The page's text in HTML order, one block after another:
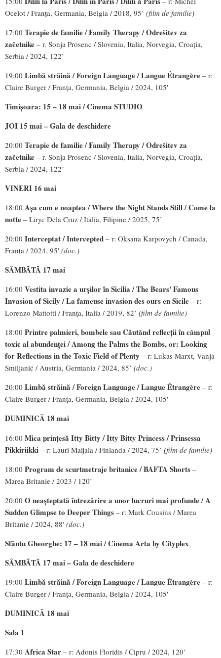
Ocelot / Franța, Germania, Belgia / 2018, 95’ (film de familie)
17:00 Terapie de familie /Family Therapy / Odrešitev za
začetnike – r. Sonja Prosenc / Slovenia, Italia, Norvegia, Croația,
Serbia / 2024, 122’
19:00 Limbă străină /Foreign Language / Langue Étrangère – r:
Claire Burger / Franța, Germania, Belgia / 2024, 105'
Timișoara: 15 – 18 mai / Cinema STUDIO
JOI 15 mai – Gala de deschidere
20:00 Terapie de familie /Family Therapy / Odrešitev za
začetnike – r. Sonja Prosenc / Slovenia, Italia, Norvegia, Croația,
Serbia / 2024, 122’
VINERI 16 mai
18:00 Așa cum e noaptea / Where the Night Stands Still / Come la
notte – Liryc Dela Cruz / Italia, Filipine / 2025, 75’
20:00 Interceptat / Intercepted – r: Oksana Karpovych / Canada,
Franța / 2024, 95' (doc.)
SÂMBĂTĂ 17 mai
16:00 Vestita invazie a urșilor în Sicilia / The Bears' Famous
Invasion of Sicily / La fameuse invasion des ours en Sicile – r:
Lorenzo Mattotti / Franța, Italia / 2019, 82’ (film de familie)
18:00 Printre palmieri, bombele sau Căutând reflecții în câmpul
toxic al abundenței / Among the Palms the Bombs, or: Looking
for Reflections in the Toxic Field of Plenty – r: Lukas Marxt, Vanja
Smiljanić / Austria, Germania / 2024, 85’ (doc.)
20:00 Limbă străină /Foreign Language / Langue Étrangère – r:
Claire Burger / Franța, Germania, Belgia / 2024, 105'
DUMINICĂ 18 mai
16:00 Mica prințesă Itty Bitty / Itty Bitty Princess / Prinsessa
Pikkiriikki – r: Lauri Maijala / Finlanda / 2024, 75’ (film de familie)
18:00 Program de scurtmetraje britanice / BAFTA Shorts –
Marea Britanie / 2023 / 120’
20:00 O neașteptată întrezărire a unor lucruri mai profunde / A
Sudden Glimpse to Deeper Things – r: Mark Cousins / Marea
Britanie / 2024, 88' (doc.)
Sfântu Gheorghe: 17 – 18 mai / Cinema Arta by Cityplex
SÂMBĂTĂ 17 mai – Gala de deschidere
19:00 Limbă străină /Foreign Language / Langue Étrangère – r:
Claire Burger / Franța, Germania, Belgia / 2024, 105'
DUMINICĂ 18 mai
Sala 1
17:30 Africa Star – r: Adonis Floridis / Cipru / 2024, 120’